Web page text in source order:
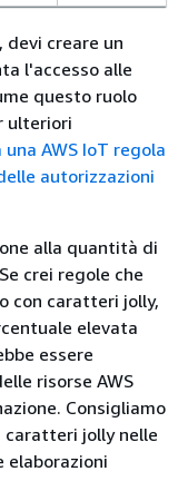
devi creare un
l'accesso alle
questo ruolo
ulteriori
una AWS IoT regola
autorizzazioni
alla quantità di
crei regole che
con caratteri jolly,
elevata
essere
risorse AWS
Consigliamo
caratteri jolly nelle
elaborazioni